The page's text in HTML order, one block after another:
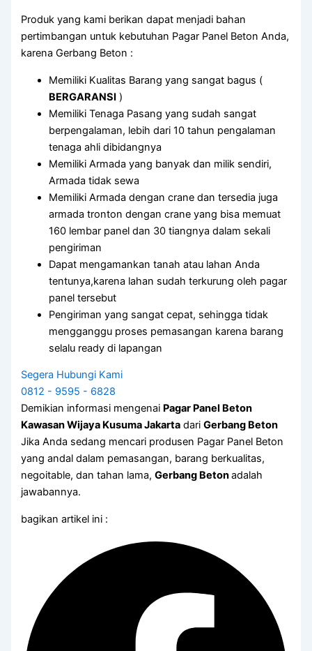
Produk yang kami berikan dapat menjadi bahan
pertimbangan untuk kebutuhan Pagar Panel Beton Anda,
karena Gerbang Beton :
Memiliki Kualitas Barang yang sangat bagus (
BERGARANSI )
Memiliki Tenaga Pasang yang sudah sangat
berpengalaman, lebih dari 10 tahun pengalaman
tenaga ahli dibidangnya
Memiliki Armada yang banyak dan milik sendiri,
Armada tidak sewa
Memiliki Armada dengan crane dan tersedia juga
armada tronton dengan crane yang bisa memuat
160 lembar panel dan 30 tiangnya dalam sekali
pengiriman
Dapat mengamankan tanah atau lahan Anda
tentunya,karena lahan sudah terkurung oleh pagar
panel tersebut
Pengiriman yang sangat cepat, sehingga tidak
mengganggu proses pemasangan karena barang
selalu ready di lapangan
Segera Hubungi Kami
0812 - 9595 - 6828
Demikian informasi mengenai Pagar Panel Beton
Kawasan Wijaya Kusuma Jakarta dariGerbang Beton
Jika Anda sedang mencari produsen Pagar Panel Beton
yang andal dalam pemasangan, barang berkualitas,
negoitable, dan tahan lama,Gerbang Betonadalah
jawabannya.
bagikan artikel ini :